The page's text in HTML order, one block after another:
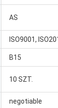
AS
ISO9001,
B15
10 SZT.
negotiable